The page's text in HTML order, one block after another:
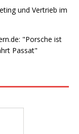
und Vertrieb im
"Porsche ist
Passat"